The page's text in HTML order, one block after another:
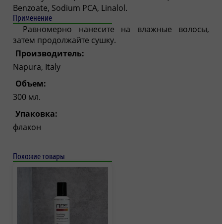
Benzoate, Sodium PCA, Linalol.
Применение
Равномерно нанесите на влажные волосы,
затем продолжайте сушку.
Производитель:
Napura, Italy
Объем:
300 мл.
Упаковка:
флакон
Похожие товары